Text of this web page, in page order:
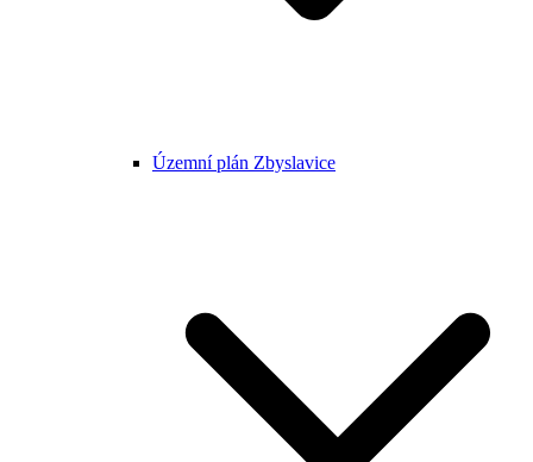
Územní plán Zbyslavice